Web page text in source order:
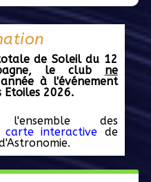
de Soleil du 12
le club ne
à l'événement
2026.
des
carte interactive de